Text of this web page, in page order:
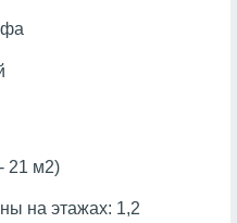
21 м2)
на этажах: 1,2